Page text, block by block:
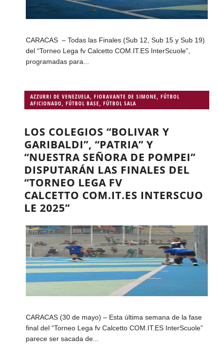
CARACAS – Todas las Finales (Sub 12, Sub 15 y Sub 19)
del “Torneo Lega fv Calcetto COM.IT.ES InterScuole”,
programadas para...
AZZURRI DE VENEZUELA FIORAVANTE DE SIMONE FÚTBOL
AFICIONADO
FÚTBOL BASE FÚTBOL SALA
LOS COLEGIOS “BOLIVAR Y
GARIBALDI”, “PATRIA” Y
“NUESTRA SEÑORA DE POMPEI”
DISPUTARÁN LAS FINALES DEL
“TORNEO LEGA FV
CALCETTO COM.IT.ES INTERSCUO
LE 2025”
CARACAS (30 de mayo) – Esta última semana de la fase
final del “Torneo Lega fv Calcetto COM.IT.ES InterScuole”
parece ser sacada de...